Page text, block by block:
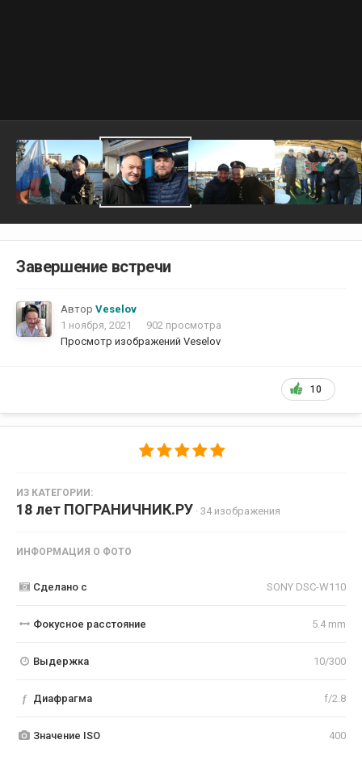
Завершение встречи
Автор Veselov
1 ноября, 2021
902 просмотра
Просмотр изображений Veselov
10
ИЗ КАТЕГОРИИ:
18 лет ПОГРАНИЧНИК.РУ · 34 изображения
ИНФОРМАЦИЯ О ФОТО
Сделано с SONY DSC-W110
Фокусное расстояние 5.4 mm
Выдержка 10/300
f Диафрагма f/2.8
Значение ISO 400